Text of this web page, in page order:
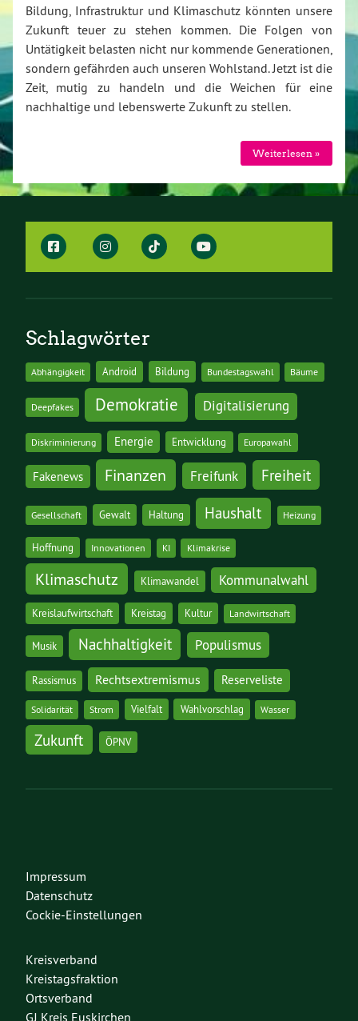
Bildung, Infrastruktur und Klimaschutz könnten unsere
Zukunft teuer zu stehen kommen. Die Folgen von
Untätigkeit belasten nicht nur kommende Generationen,
sondern gefährden auch unseren Wohlstand. Jetzt ist die
Zeit, mutig zu handeln und die Weichen für eine
nachhaltige und lebenswerte Zukunft zu stellen.
Weiterlesen »
Schlagwörter
Abhängigkeit Android Bildung Bundestagswahl Bäume
Deepfakes Demokratie Digitalisierung
Diskriminierung Energie Entwicklung Europawahl
Fakenews Finanzen Freifunk Freiheit
Gesellschaft Gewalt Haltung Haushalt Heizung
Hoffnung Innovationen KI Klimakrise
Klimaschutz Klimawandel Kommunalwahl
Kreislaufwirtschaft Kreistag Kultur Landwirtschaft
Musik Nachhaltigkeit Populismus
Rassismus Rechtsextremismus Reserveliste
Solidarität Strom Vielfalt Wahlvorschlag Wasser
Zukunft ÖPNV
Impressum
Datenschutz
Cockie-Einstellungen
Kreisverband
Kreistagsfraktion
Ortsverband
GJ Kreis Euskirchen